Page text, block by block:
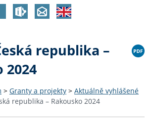
republika –
2024
> Granty a projekty > Aktuálně vyhlášené
republika – Rakousko 2024